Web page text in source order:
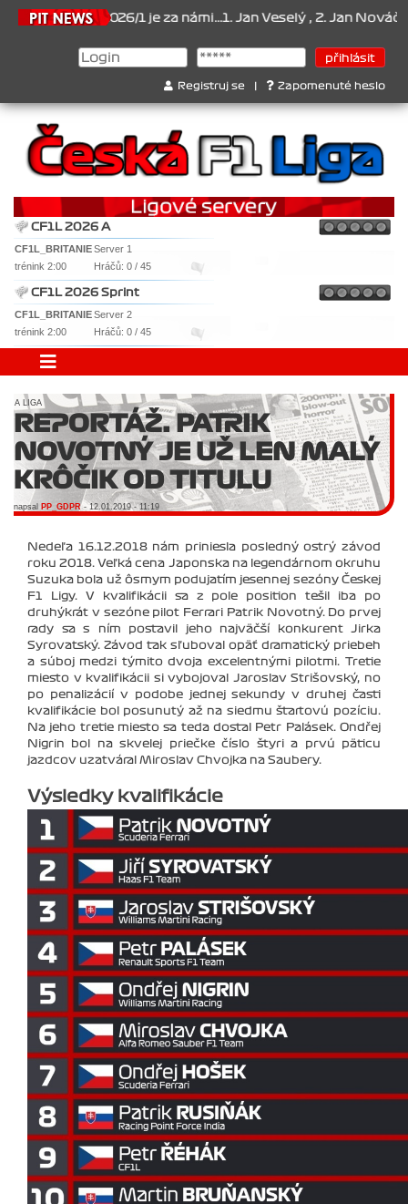
1 je za námi...1. Jan Veselý , 2. Jan Nováček , 3. Jakub
Registruj se Zapomenuté heslo
CF1L 2026 A
CF1L_BRITANIEServer 1
trénink 2:00
Hráčů: 0 / 45
CF1L 2026 Sprint
CF1L_BRITANIEServer 2
trénink 2:00
Hráčů: 0 / 45
A LIGA
REPORTÁŽ: PATRIK
NOVOTNÝ JE UŽ LEN MALÝ
KRÔČIK OD TITULU
napsal PP_GDPR- 12.01.2019 - 11:19
Nedeľa 16.12.2018 nám priniesla posledný ostrý závod
roku 2018. Veľká cena Japonska na legendárnom okruhu
Suzuka bola už ôsmym podujatím jesennej sezóny Českej
F1 Ligy. V kvalifikácii sa z pole position tešil iba po
druhýkrát v sezóne pilot Ferrari Patrik Novotný. Do prvej
rady sa s ním postavil jeho najväčší konkurent Jirka
Syrovatský. Závod tak sľuboval opäť dramatický priebeh
a súboj medzi týmito dvoja excelentnými pilotmi. Tretie
miesto v kvalifikácii si vybojoval Jaroslav Strišovský, no
po penalizácií v podobe jednej sekundy v druhej časti
kvalifikácie bol posunutý až na siedmu štartovú pozíciu.
Na jeho tretie miesto sa teda dostal Petr Palásek. Ondřej
Nigrin bol na skvelej priečke číslo štyri a prvú päticu
jazdcov uzatváral Miroslav Chvojka na Saubery.
Výsledky kvalifikácie